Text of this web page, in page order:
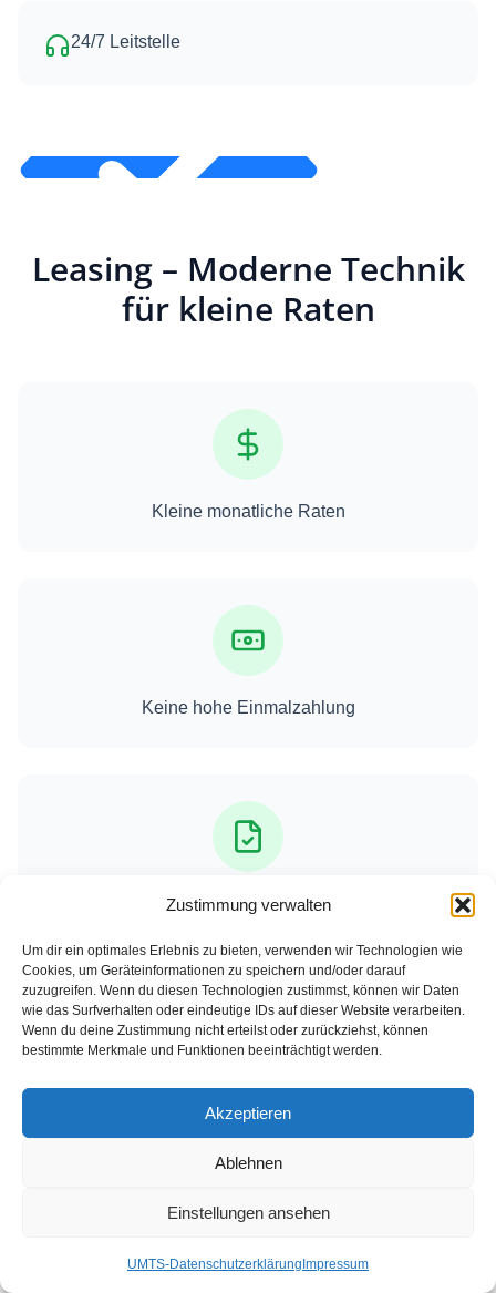
Zustimmung verwalten
Um dir ein optimales Erlebnis zu bieten, verwenden wir Technologien wie
Cookies, um Geräteinformationen zu speichern und/oder darauf
zuzugreifen. Wenn du diesen Technologien zustimmst, können wir Daten
wie das Surfverhalten oder eindeutige IDs auf dieser Website verarbeiten.
Wenn du deine Zustimmung nicht erteilst oder zurückziehst, können
bestimmte Merkmale und Funktionen beeinträchtigt werden.
Akzeptieren
Ablehnen
Einstellungen ansehen
UMTS-Datenschutzerklärung Impressum
24/7 Leitstelle
Leasing – Moderne Technik
für kleine Raten
Kleine monatliche Raten
Keine hohe Einmalzahlung
Steuerlich absetzbar